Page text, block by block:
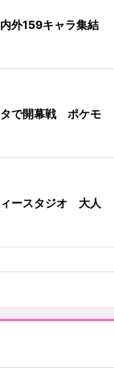
外159キャラ集結
タで開幕戦 ポケモ
ィースタジオ 大人